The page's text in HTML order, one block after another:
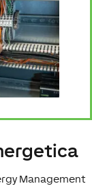
Management